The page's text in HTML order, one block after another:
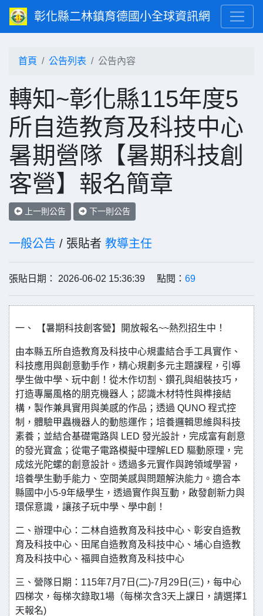
彰化縣二林鎮育德國小全球資訊網
首頁 公告列表 公告內容
轉知~彰化縣115年度5
所自造教育及科技中心
暑期營隊【暑期科技創
客營】報名簡章
上一則公告 下一則公告
一般公告 / 張貼者 教導主任
張貼日期： 2026-06-02 15:36:39 點閱： 69
一、 【暑期科技創客營】開放報名~~熱烈招生中！
由本縣五所自造教育及科技中心規畫結合手工具實作、
科技應用與創意動手作，精心規劃多元主題課程，引導
學生做中學、玩中創！從木作切割、鑽孔與組裝技巧，
打造專屬風格的朋克機器人；認識木材特性與榫接結
構，製作兼具實用與美感的作品；透過 QUNO 程式控
制，體驗甲蟲機器人的動態運作；培養邏輯思維與科技
素養；並結合基礎電路與 LED 發光設計，完成富有創意
的發光寶盒；從電子電路模擬中理解LED 驅動原理，完
成炫光陀螺的創意設計。透過多元實作與跨領域學習，
培養學生動手能力、空間美感與問題解決能力。適合本
縣國中小5-9年級學生，透過實作與互動，啟發創新力與
環保意識，讓孩子玩中學、學中創！
二、辦理中心：二林自造教育及科技中心、彰安自造教
育及科技中心、田尾自造教育及科技中心、埔心自造教
育及科技中心、福興自造教育及科技中心
三、營隊日期：115年7月7日(二)-7月29日(三)，每中心
四梯次，每梯次錄取1場（每梯次含3天上課日，請選擇1
天報名)